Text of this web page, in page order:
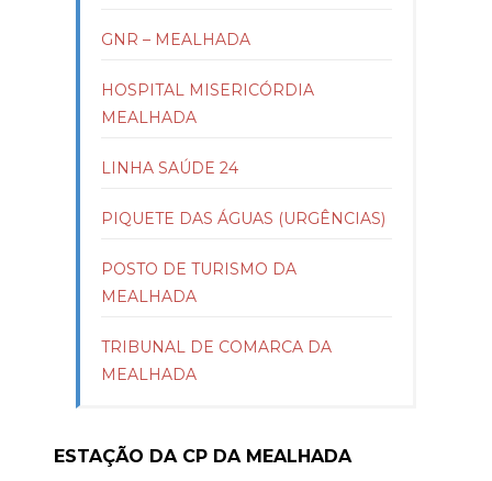
GNR – MEALHADA
HOSPITAL MISERICÓRDIA
MEALHADA
LINHA SAÚDE 24
PIQUETE DAS ÁGUAS (URGÊNCIAS)
POSTO DE TURISMO DA
MEALHADA
TRIBUNAL DE COMARCA DA
MEALHADA
ESTAÇÃO DA CP DA MEALHADA